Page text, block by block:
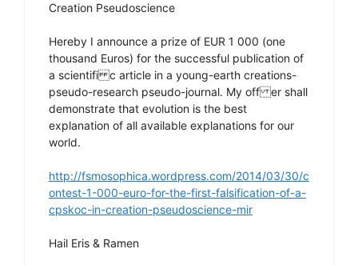
Creation Pseudoscience
Hereby I announce a prize of EUR 1 000 (one
thousand Euros) for the successful publication of
a scientifi c article in a young-earth creations-
pseudo-research pseudo-journal. My off er shall
demonstrate that evolution is the best
explanation of all available explanations for our
world.
http://fsmosophica.wordpress.com/2014/03/30/c
ontest-1-000-euro-for-the-first-falsification-of-a-
cpskoc-in-creation-pseudoscience-mir
Hail Eris & Ramen